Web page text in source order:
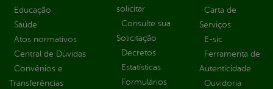
Educação
Saúde
Atos normativos
Central de Dúvidas
Convênios e
Transferências
solicitar
Consulte sua
Solicitação
Decretos
Estatísticas
Formulários
Carta de
Serviços
E-sic
Ferramenta de
Autenticidade
Ouvidoria